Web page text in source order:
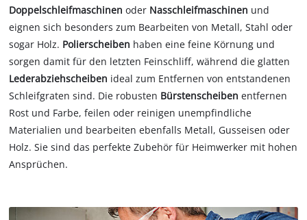
Doppelschleifmaschinenoder Nasschleifmaschinen und
eignen sich besonders zum Bearbeiten von Metall, Stahl oder
sogar Holz. Polierscheiben haben eine feine Körnung und
sorgen damit für den letzten Feinschliff, während die glatten
Lederabziehscheiben ideal zum Entfernen von entstandenen
Schleifgraten sind. Die robusten Bürstenscheibenentfernen
Rost und Farbe, feilen oder reinigen unempfindliche
Materialien und bearbeiten ebenfalls Metall, Gusseisen oder
Holz. Sie sind das perfekte Zubehör für Heimwerker mit hohen
Ansprüchen.